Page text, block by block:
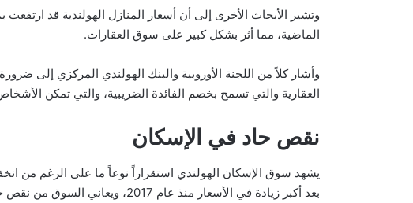
وتشير الأبحاث الأخرى إلى أن أسعار المنازل الهولندية قد
الماضية، مما أثر بشكل كبير على سوق العقارات.
وأشار كلاً من اللجنة الأوروبية والبنك الهولندي المركزي إلى
العقارية والتي تسمح بخصم الفائدة الضريبية، والتي تمكن
نقص حاد في الإسكان